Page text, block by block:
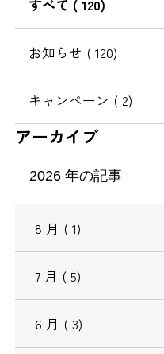
動
すべて ( 120)
お知らせ ( 120)
キャンペーン ( 2)
アーカイブ
2026 年の記事
8 月 ( 1)
7 月 ( 5)
6 月 ( 3)